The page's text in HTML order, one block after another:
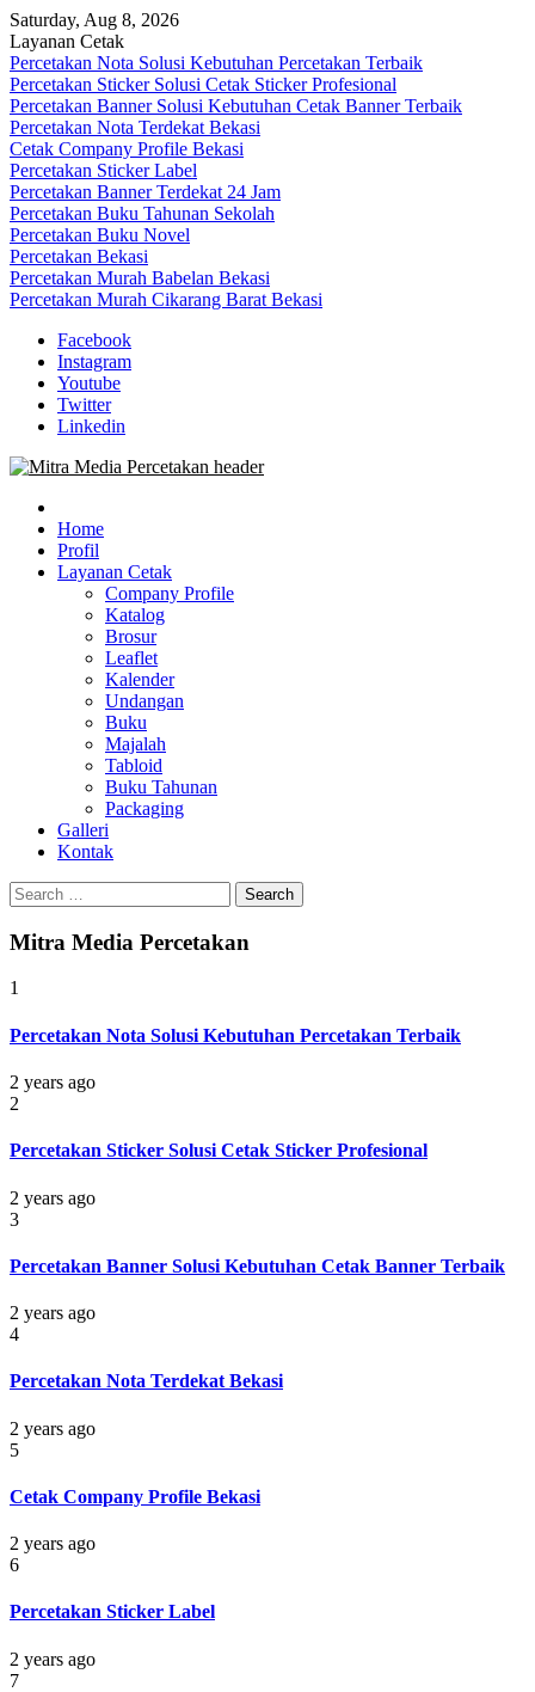
Skip
to
content
Saturday, Aug 8, 2026
Layanan Cetak
Percetakan Nota Solusi Kebutuhan Percetakan Terbaik
Percetakan Sticker Solusi Cetak Sticker Profesional
Percetakan Banner Solusi Kebutuhan Cetak Banner Terbaik
Percetakan Nota Terdekat Bekasi
Cetak Company Profile Bekasi
Percetakan Sticker Label
Percetakan Banner Terdekat 24 Jam
Percetakan Buku Tahunan Sekolah
Percetakan Buku Novel
Percetakan Bekasi
Percetakan Murah Babelan Bekasi
Percetakan Murah Cikarang Barat Bekasi
Facebook
Instagram
Youtube
Twitter
Linkedin
Mitra Media Percetakan Bekasi
0813-1670-6191
0813-1670-6191 (Call/WA) Perusahaan Tempat Alamat Jasa Pusat
Percetakan Bekasi Barat Timur Utara Selatan Murah 24 Jam
Home
Profil
Layanan Cetak
Company Profile
Katalog
Brosur
Leaflet
Kalender
Undangan
Buku
Majalah
Tabloid
Buku Tahunan
Packaging
Galleri
Kontak
Search
for:
Mitra Media Percetakan
1
Percetakan Nota Solusi Kebutuhan Percetakan Terbaik
2 years ago
2
Percetakan Sticker Solusi Cetak Sticker Profesional
2 years ago
3
Percetakan Banner Solusi Kebutuhan Cetak Banner Terbaik
2 years ago
4
Percetakan Nota Terdekat Bekasi
2 years ago
5
Cetak Company Profile Bekasi
2 years ago
6
Percetakan Sticker Label
2 years ago
7